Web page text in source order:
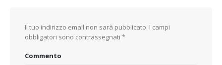
Il tuo indirizzo email non sarà pubblicato. I campi
obbligatori sono contrassegnati *
Commento